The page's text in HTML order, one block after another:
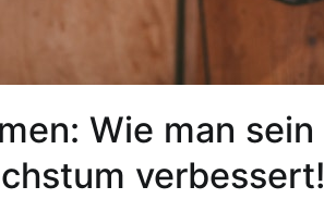
Wie man sein
verbessert!